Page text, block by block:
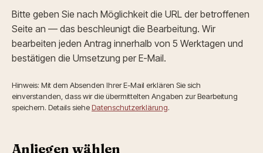
Bitte geben Sie nach Möglichkeit die URL der betroffenen
Seite an — das beschleunigt die Bearbeitung. Wir
bearbeiten jeden Antrag innerhalb von 5 Werktagen und
bestätigen die Umsetzung per E-Mail.
Hinweis: Mit dem Absenden Ihrer E-Mail erklären Sie sich
einverstanden, dass wir die übermittelten Angaben zur Bearbeitung
speichern. Details sieheDatenschutz­erklärung.
Anliegen wählen